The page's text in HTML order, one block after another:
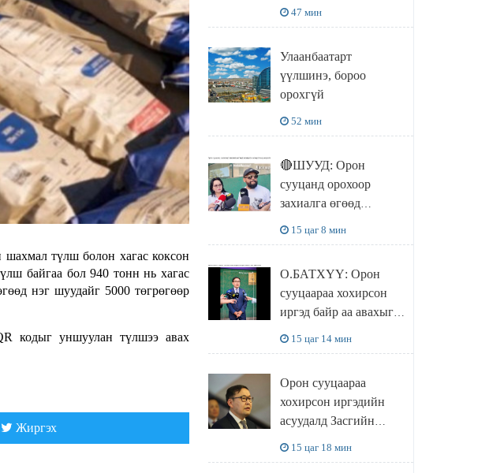
шахмал түлш болон хагас коксон
байгаа бол 940 тонн нь хагас
нэг шуудайг 5000 төгрөгөөр
кодыг уншуулан түлшээ авах
Жиргэх
чөлөөллөө
47 мин
Улаанбаатарт
үүлшинэ, бороо
орохгүй
52 мин
🔴ШУУД: Орон
сууцанд орохоор
захиалга өгөөд
15 цаг 8 мин
О.БАТХҮҮ: Орон
сууцаараа хохирсон
иргэд байр аа авахыг л
доривтой арга хэмжээ
авч ажиллана
15 цаг 14 мин
Орон сууцаараа
хохирсон иргэдийн
асуудалд Засгийн
15 цаг 18 мин